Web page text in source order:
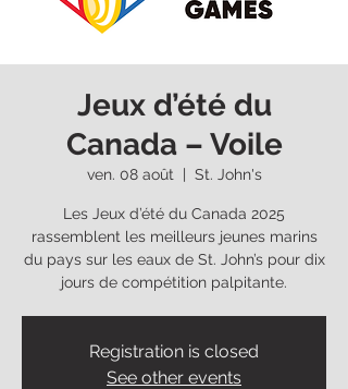
Jeux d’été du
Canada – Voile
ven. 08 août St. John's
Les Jeux d’été du Canada 2025
rassemblent les meilleurs jeunes marins
du pays sur les eaux de St. John’s pour dix
jours de compétition palpitante.
Registration is closed
See other events